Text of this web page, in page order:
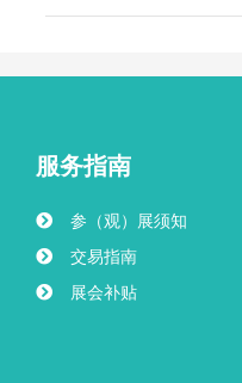
服务指南
参（观）展须知
交易指南
展会补贴